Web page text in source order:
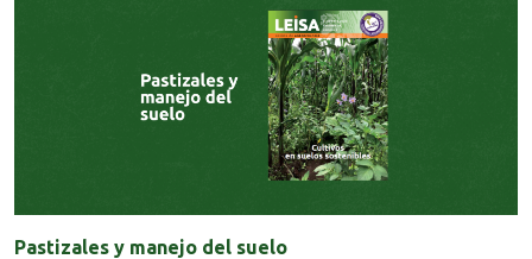
Pastizales y manejo del suelo